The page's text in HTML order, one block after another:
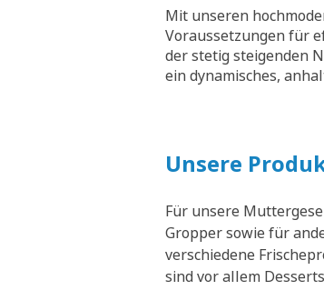
Mit unseren
Voraussetzungen für
der stetig steigenden
ein dynamisches,
Unsere
Für unsere
Gropper sowie für
verschiedene
sind vor allem